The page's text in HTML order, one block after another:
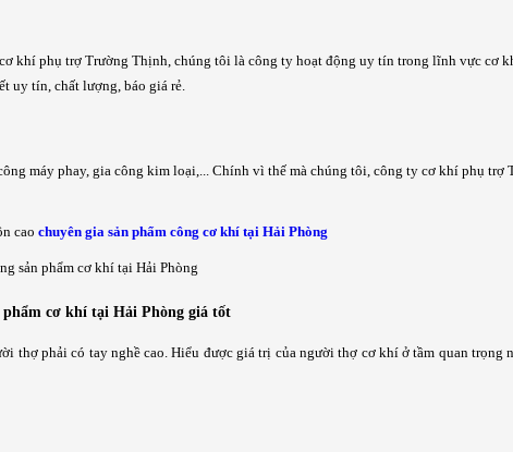
khí phụ trợ Trường Thịnh, chúng tôi là công ty hoạt động uy tín trong lĩnh vực cơ
uy tín, chất lượng, báo giá rẻ.
máy phay, gia công kim loại,... Chính vì thế mà chúng tôi, công ty cơ khí phụ trợ
cao chuyên gia sản phẩm công cơ khí tại Hải Phòng
phẩm cơ khí tại Hải Phòng giá tốt
phải có tay nghề cao. Hiểu được giá trị của người thợ cơ khí ở tầm quan trọng